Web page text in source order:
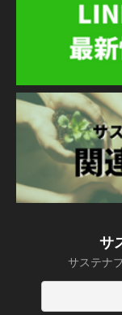
サ
サステナ